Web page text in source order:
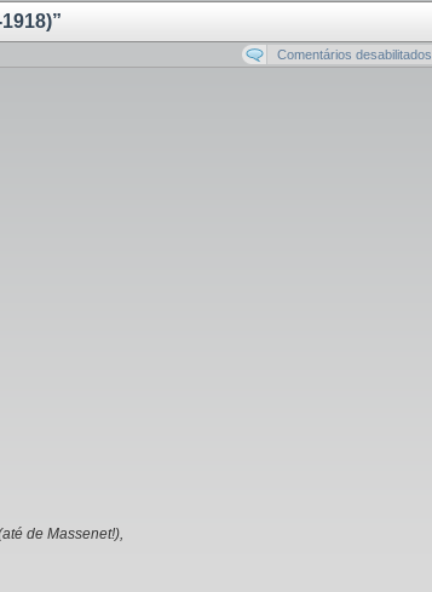
Comentários desabilitados
de Massenet!),